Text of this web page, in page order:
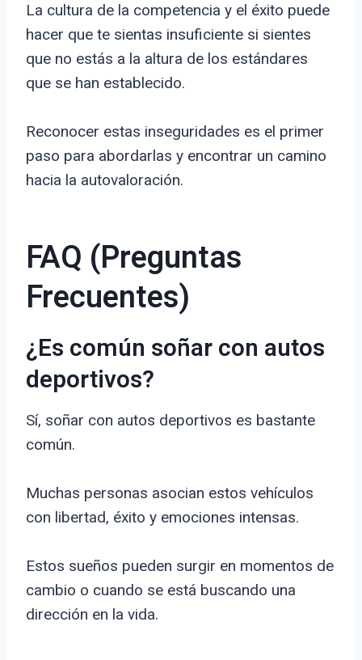
La cultura de la competencia y el éxito puede
hacer que te sientas insuficiente si sientes
que no estás a la altura de los estándares
que se han establecido.
Reconocer estas inseguridades es el primer
paso para abordarlas y encontrar un camino
hacia la autovaloración.
FAQ (Preguntas
Frecuentes)
¿Es común soñar con autos
deportivos?
Sí, soñar con autos deportivos es bastante
común.
Muchas personas asocian estos vehículos
con libertad, éxito y emociones intensas.
Estos sueños pueden surgir en momentos de
cambio o cuando se está buscando una
dirección en la vida.